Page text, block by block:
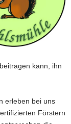
kann, ihn
erleben bei uns
Förstern